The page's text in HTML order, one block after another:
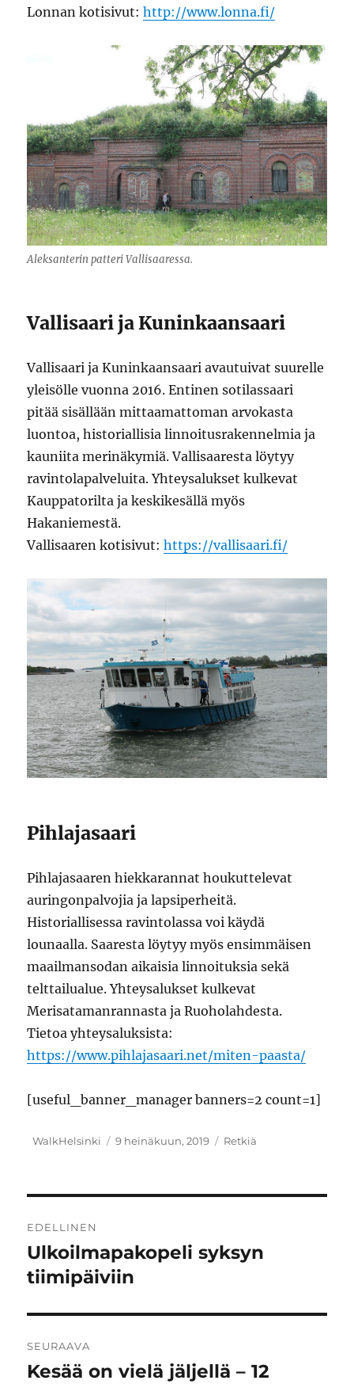
Lonnan kotisivut:http://www.lonna.fi/
Aleksanterin patteri Vallisaaressa.
Vallisaari ja Kuninkaansaari
Vallisaari ja Kuninkaansaari avautuivat suurelle
yleisölle vuonna 2016. Entinen sotilassaari
pitää sisällään mittaamattoman arvokasta
luontoa, historiallisia linnoitusrakennelmia ja
kauniita merinäkymiä. Vallisaaresta löytyy
ravintolapalveluita. Yhteysalukset kulkevat
Kauppatorilta ja keskikesällä myös
Hakaniemestä.
Vallisaaren kotisivut:https://vallisaari.fi/
Pihlajasaari
Pihlajasaaren hiekkarannat houkuttelevat
auringonpalvojia ja lapsiperheitä.
Historiallisessa ravintolassa voi käydä
lounaalla. Saaresta löytyy myös ensimmäisen
maailmansodan aikaisia linnoituksia sekä
telttailualue. Yhteysalukset kulkevat
Merisatamanrannasta ja Ruoholahdesta.
Tietoa yhteysaluksista:
https://www.pihlajasaari.net/miten-paasta/
[useful_banner_manager banners=2 count=1]
Kirjoittaja
WalkHelsinki Julkaistu
9 heinäkuun, 2019 Kategoriat
Retkiä
selaus
EDELLINEN
Edellinen
artikkeli:
Ulkoilmapakopeli syksyn
tiimipäiviin
SEURAAVA
Seuraava
Kesää on vielä jäljellä – 12